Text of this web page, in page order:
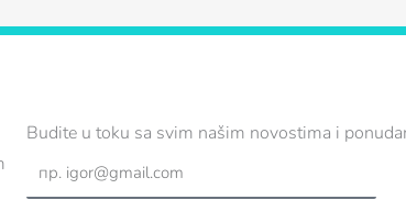
Budite u toku sa svim našim novostima i